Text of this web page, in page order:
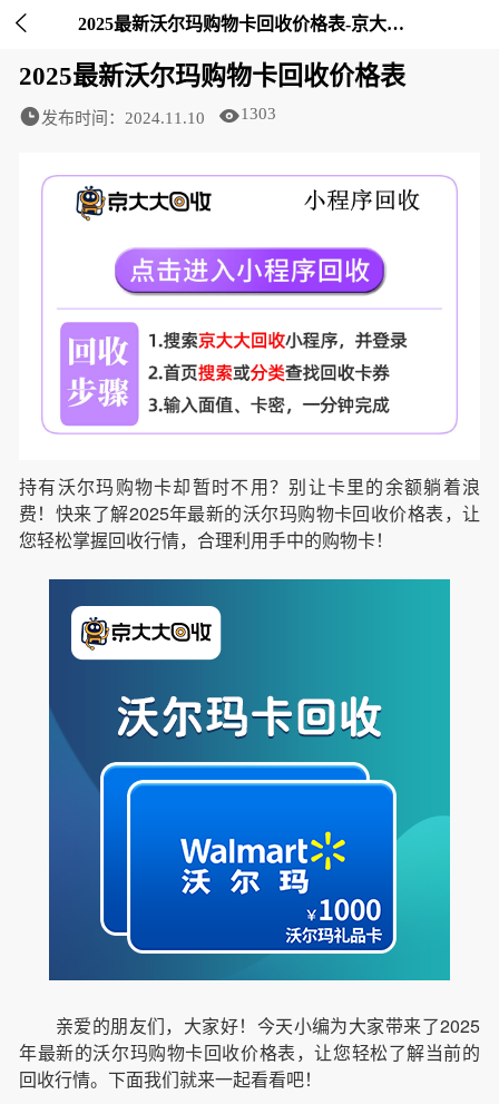
 2025最新沃尔玛购物卡回收价格表-京大大回收
2025最新沃尔玛购物卡回收价格表
发布时间：2024.11.10 1303
持有沃尔玛购物卡却暂时不用？别让卡里的余额躺着浪
费！快来了解2025年最新的沃尔玛购物卡回收价格表，让
您轻松掌握回收行情，合理利用手中的购物卡！
亲爱的朋友们，大家好！今天小编为大家带来了2025
年最新的沃尔玛购物卡回收价格表，让您轻松了解当前的
回收行情。下面我们就来一起看看吧！